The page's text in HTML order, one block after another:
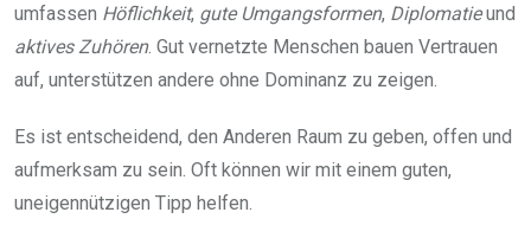
umfassen Höflichkeit, gute Umgangsformen, Diplomatieund
aktives Zuhören. Gut vernetzte Menschen bauen Vertrauen
auf, unterstützen andere ohne Dominanz zu zeigen.
Es ist entscheidend, den Anderen Raum zu geben, offen und
aufmerksam zu sein. Oft können wir mit einem guten,
uneigennützigen Tipp helfen.